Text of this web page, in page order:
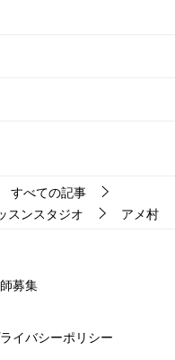
すべての記事
スンスタジオ アメ村
募集
イバシーポリシー